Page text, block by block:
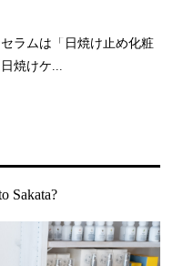
ラムは「日焼け止め化粧
焼けケ...
Sakata?